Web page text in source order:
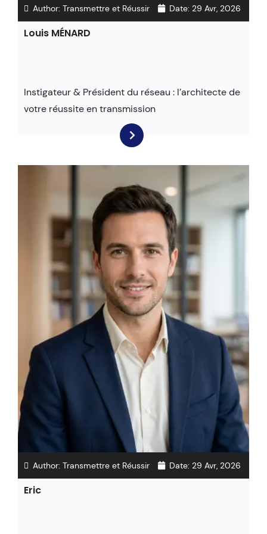
Author: Transmettre et Réussir Date: 29 Avr, 2026
Louis MÉNARD
Instigateur & Président du réseau : l’architecte de
votre réussite en transmission
Author: Transmettre et Réussir Date: 29 Avr, 2026
Eric